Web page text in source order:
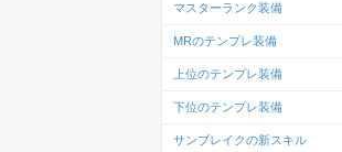
マスターランク装備
MRのテンプレ装備
上位のテンプレ装備
下位のテンプレ装備
サンブレイクの新スキル